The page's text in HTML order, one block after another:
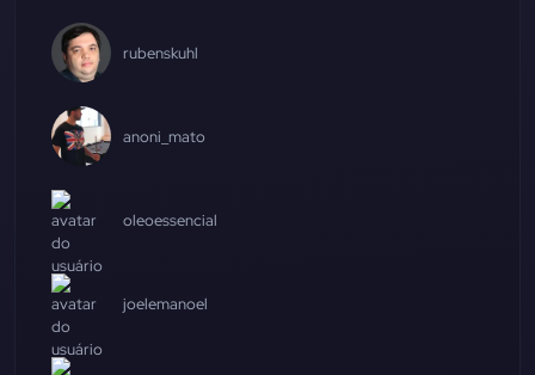
rubenskuhl
anoni_mato
oleoessencial
joelemanoel